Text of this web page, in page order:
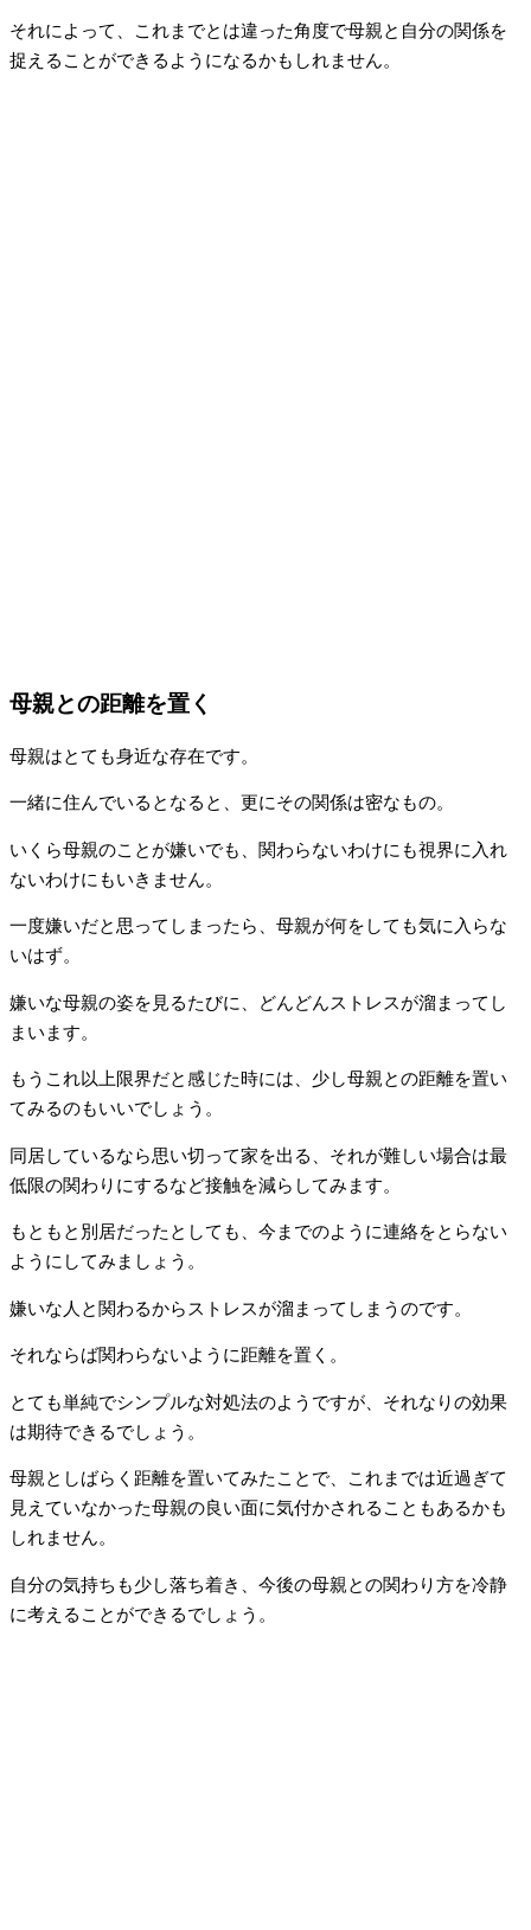
それによって、これまでとは違った角度で母親と自分の関係を
捉えることができるようになるかもしれません。
母親との距離を置く
母親はとても身近な存在です。
一緒に住んでいるとなると、更にその関係は密なもの。
いくら母親のことが嫌いでも、関わらないわけにも視界に入れ
ないわけにもいきません。
一度嫌いだと思ってしまったら、母親が何をしても気に入らな
いはず。
嫌いな母親の姿を見るたびに、どんどんストレスが溜まってし
まいます。
もうこれ以上限界だと感じた時には、少し母親との距離を置い
てみるのもいいでしょう。
同居しているなら思い切って家を出る、それが難しい場合は最
低限の関わりにするなど接触を減らしてみます。
もともと別居だったとしても、今までのように連絡をとらない
ようにしてみましょう。
嫌いな人と関わるからストレスが溜まってしまうのです。
それならば関わらないように距離を置く。
とても単純でシンプルな対処法のようですが、それなりの効果
は期待できるでしょう。
母親としばらく距離を置いてみたことで、これまでは近過ぎて
見えていなかった母親の良い面に気付かされることもあるかも
しれません。
自分の気持ちも少し落ち着き、今後の母親との関わり方を冷静
に考えることができるでしょう。